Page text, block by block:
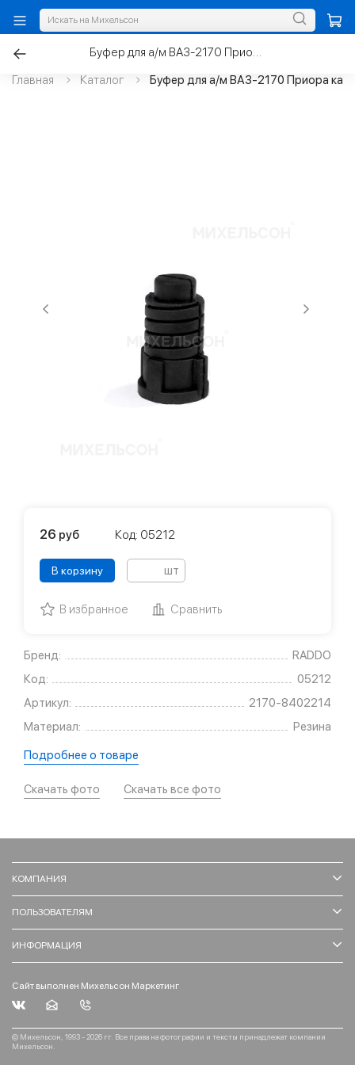
Главная Каталог Буфер для а/м ВАЗ-2170 Приора
Бренд:
RADDO
Код:
05212
Артикул:
2170-8402214
Материал:
Резина
Подробнее о товаре
Скачать фото Скачать все фото
26 руб Код: 05212
В корзину шт
В избранное Сравнить
КОМПАНИЯ
ПОЛЬЗОВАТЕЛЯМ
ИНФОРМАЦИЯ
Сайт выполнен Михельсон Маркетинг
© Михельсон, 1993 - 2026 гг. Все права на фотографии и тексты принадлежат компании
Михельсон.